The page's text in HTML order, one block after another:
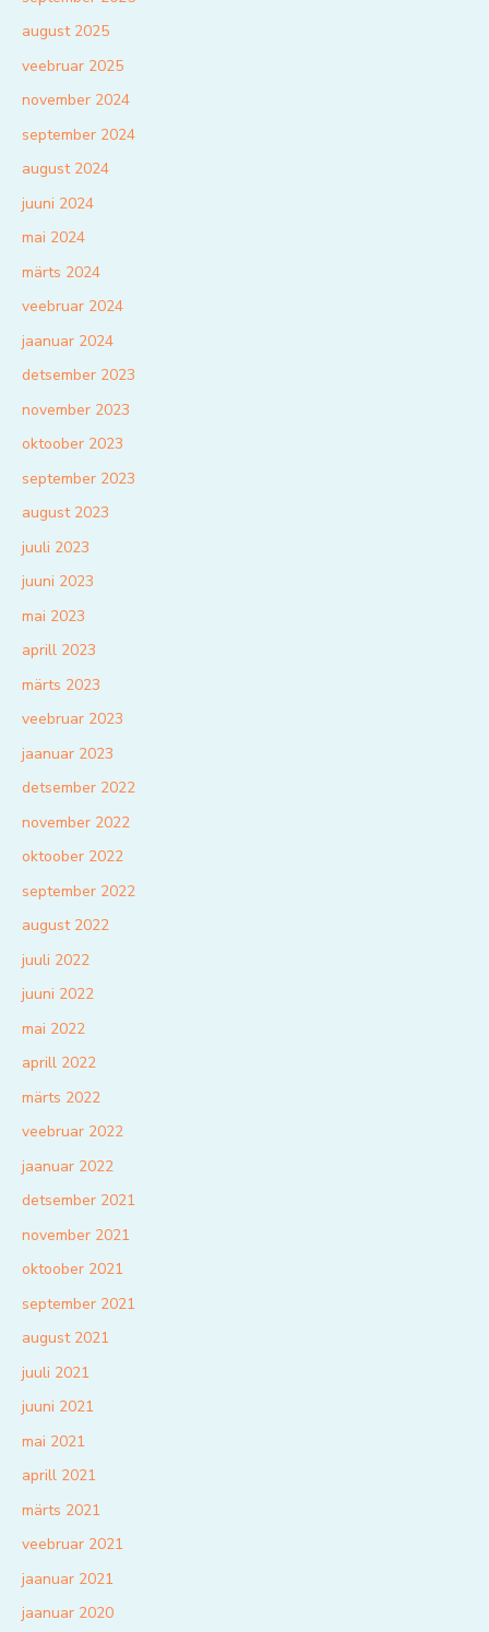
august 2025
veebruar 2025
november 2024
september 2024
august 2024
juuni 2024
mai 2024
märts 2024
veebruar 2024
jaanuar 2024
detsember 2023
november 2023
oktoober 2023
september 2023
august 2023
juuli 2023
juuni 2023
mai 2023
aprill 2023
märts 2023
veebruar 2023
jaanuar 2023
detsember 2022
november 2022
oktoober 2022
september 2022
august 2022
juuli 2022
juuni 2022
mai 2022
aprill 2022
märts 2022
veebruar 2022
jaanuar 2022
detsember 2021
november 2021
oktoober 2021
september 2021
august 2021
juuli 2021
juuni 2021
mai 2021
aprill 2021
märts 2021
veebruar 2021
jaanuar 2021
jaanuar 2020